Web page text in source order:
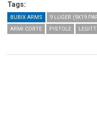
Tags:
BUBIX ARMS 9 LUGER (9X19
ARMI CORTE
PISTOLE